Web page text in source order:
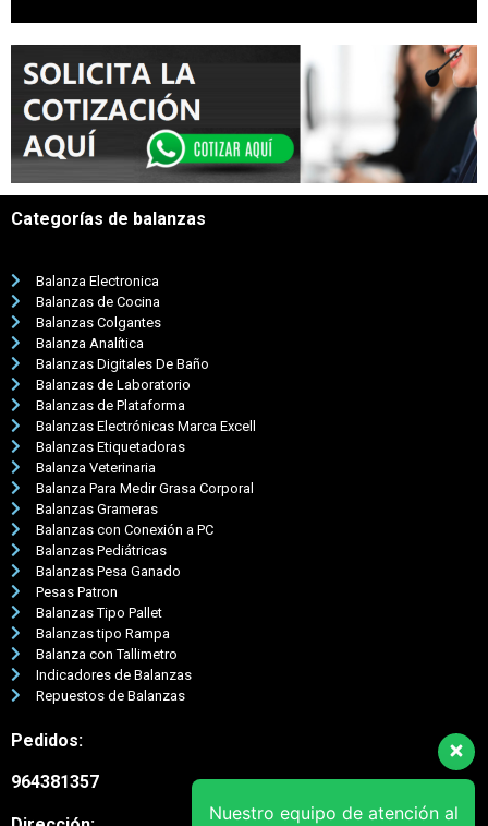
Categorías de balanzas
Balanza Electronica
Balanzas de Cocina
Balanzas Colgantes
Balanza Analítica
Balanzas Digitales De Baño
Balanzas de Laboratorio
Balanzas de Plataforma
Balanzas Electrónicas Marca Excell
Balanzas Etiquetadoras
Balanza Veterinaria
Balanza Para Medir Grasa Corporal
Balanzas Grameras
Balanzas con Conexión a PC
Balanzas Pediátricas
Balanzas Pesa Ganado
Pesas Patron
Balanzas Tipo Pallet
Balanzas tipo Rampa
Balanza con Tallimetro
Indicadores de Balanzas
Repuestos de Balanzas
Pedidos:
964381357
Nuestro equipo de atención al